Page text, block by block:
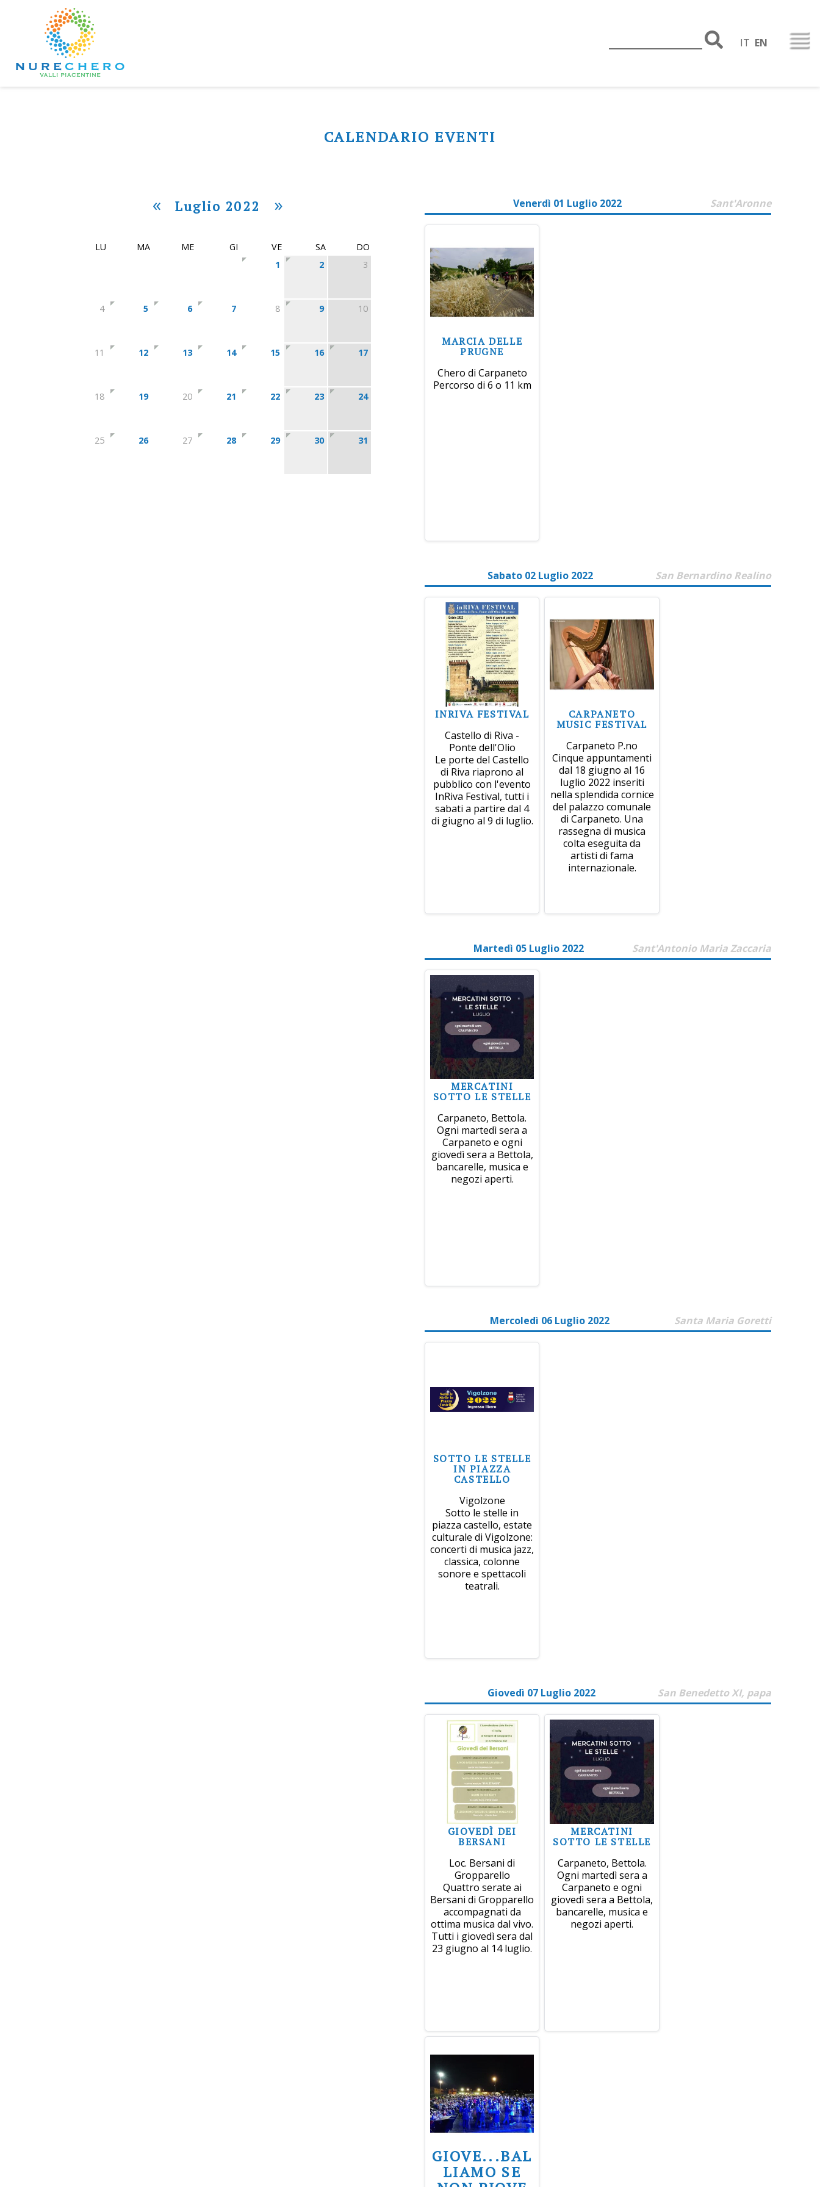
IT EN
CALENDARIO EVENTI
« Luglio 2022 »
LU MA ME GI VE SA
DO
1
2 3
4 5 6 7 8 9 10
11 12 13 14 15 16 17
18 19 20 21 22 23 24
25 26 27 28 29 30 31
Venerdì 01 Luglio 2022 Sant'Aronne
MARCIA DELLE
PRUGNE
Chero di Carpaneto
Percorso di 6 o 11 km
Sabato 02 Luglio 2022 San Bernardino Realino
INRIVA FESTIVAL
Castello di Riva -
Ponte dell'Olio
Le porte del Castello
di Riva riaprono al
pubblico con l'evento
InRiva Festival, tutti i
sabati a partire dal 4
di giugno al 9 di luglio.
CARPANETO
MUSIC FESTIVAL
Carpaneto P.no
Cinque appuntamenti
dal 18 giugno al 16
luglio 2022 inseriti
nella splendida cornice
del palazzo comunale
di Carpaneto. Una
rassegna di musica
colta eseguita da
artisti di fama
internazionale.
Martedì 05 Luglio 2022 Sant'Antonio Maria Zaccaria
MERCATINI
SOTTO LE STELLE
Carpaneto, Bettola.
Ogni martedì sera a
Carpaneto e ogni
giovedì sera a Bettola,
bancarelle, musica e
negozi aperti.
Mercoledì 06 Luglio 2022 Santa Maria Goretti
SOTTO LE STELLE
IN PIAZZA
CASTELLO
Vigolzone
Sotto le stelle in
piazza castello, estate
culturale di Vigolzone:
concerti di musica jazz,
classica, colonne
sonore e spettacoli
teatrali.
Giovedì 07 Luglio 2022 San Benedetto XI, papa
GIOVEDÌ DEI
BERSANI
Loc. Bersani di
Gropparello
Quattro serate ai
Bersani di Gropparello
accompagnati da
ottima musica dal vivo.
Tutti i giovedì sera dal
23 giugno al 14 luglio.
MERCATINI
SOTTO LE STELLE
Carpaneto, Bettola.
Ogni martedì sera a
Carpaneto e ogni
giovedì sera a Bettola,
bancarelle, musica e
negozi aperti.
GIOVE...BAL
LIAMO SE